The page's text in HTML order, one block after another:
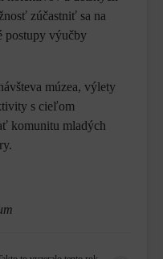
zúčastniť sa na
postupy výučby
múzea, výlety
s cieľom
komunitu mladých